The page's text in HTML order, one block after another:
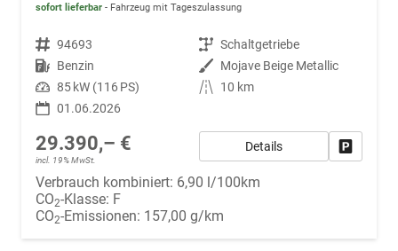
sofort lieferbar Fahrzeug mit Tageszulassung
Fahrzeugnr. 94693 Getriebe Schaltgetriebe
Kraftstoff Benzin Außenfarbe Mojave Beige Metallic
Leistung 85 kW (116 PS) Kilometerstand
10 km
01.06.2026
29.390,– €
incl. 19% MwSt.
Details
Verbrauch kombiniert: 6,90 l/100km
CO2-Klasse: F
CO2-Emissionen: 157,00 g/km